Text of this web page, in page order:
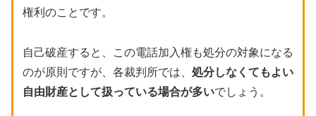
権利のことです。
自己破産すると、この電話加入権も処分の対象になる
のが原則ですが、各裁判所では、 処分しなくてもよい
自由財産として扱っている場合が多いでしょう。